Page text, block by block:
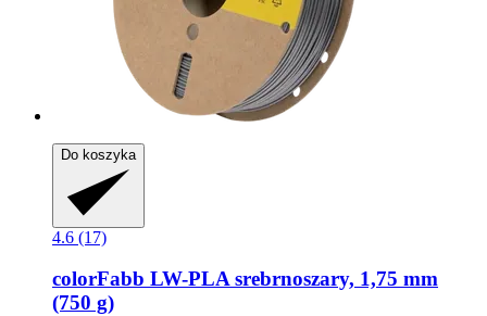
Do koszyka
4.6 (17)
colorFabb LW-​PLA srebrnoszary, 1,75 mm
(750 g)